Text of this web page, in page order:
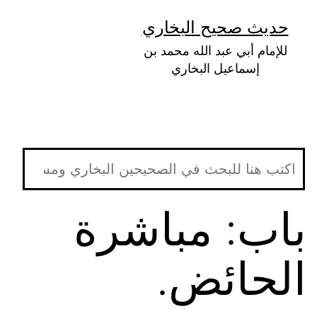
المحتوى
حديث صحيح البخاري
للإمام أبي عبد الله محمد بن
إسماعيل البخاري
باب: مباشرة
الحائض.